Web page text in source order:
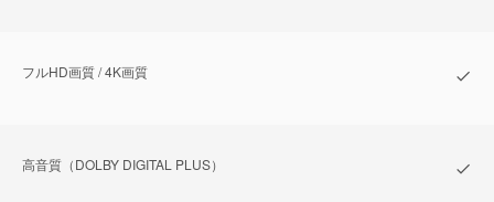
フルHD画質 / 4K画質
⾼⾳質（DOLBY DIGITAL PLUS）